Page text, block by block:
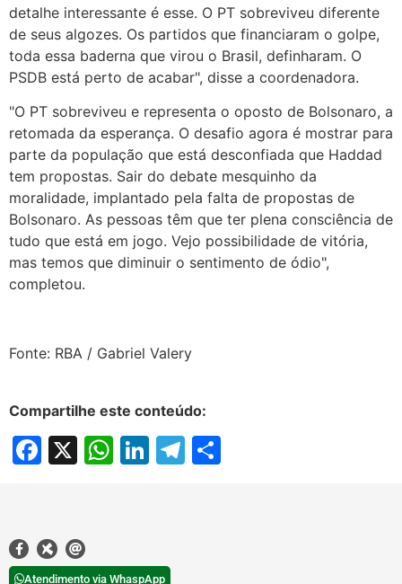
detalhe interessante é esse. O PT sobreviveu diferente
de seus algozes. Os partidos que financiaram o golpe,
toda essa baderna que virou o Brasil, definharam. O
PSDB está perto de acabar", disse a coordenadora.
"O PT sobreviveu e representa o oposto de Bolsonaro, a
retomada da esperança. O desafio agora é mostrar para
parte da população que está desconfiada que Haddad
tem propostas. Sair do debate mesquinho da
moralidade, implantado pela falta de propostas de
Bolsonaro. As pessoas têm que ter plena consciência de
tudo que está em jogo. Vejo possibilidade de vitória,
mas temos que diminuir o sentimento de ódio",
completou.
Fonte: RBA / Gabriel Valery
Compartilhe este conteúdo:
Facebook
X WhatsApp
LinkedIn
Telegram
Atendimento via WhaspApp